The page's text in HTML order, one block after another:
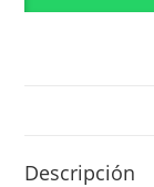
Descripción